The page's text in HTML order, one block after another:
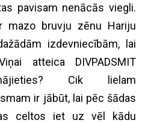
pavisam nenācās viegli.
mazo bruvju zēnu Hariju
izdevniecībām, lai
atteica DIVPADSMIT
Cik lielam
ir jābūt, lai pēc šādas
celtos iet uz vēl kādu